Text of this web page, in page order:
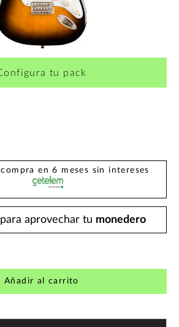
crearte tu propio pack?
tu pack
en 6 meses sin intereses
aprovechar tu monedero
Añadir al carrito